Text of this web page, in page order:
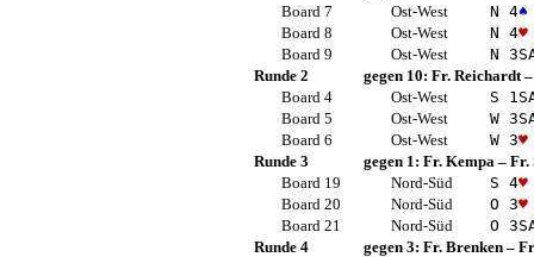
Board 7
Ost-West N 4♠
Board 8
Ost-West N 4♥
Board 9
Ost-West N 3
Runde 2
gegen 10: Fr. Reichardt
Board 4
Ost-West S 1
Board 5
Ost-West W 3
Board 6
Ost-West W 3♥
Runde 3
gegen 1: Fr. Kempa – Fr.
Board 19
Nord-Süd S 4♥
Board 20
Nord-Süd O 3♥
Board 21
Nord-Süd O 3
Runde 4
gegen 3: Fr. Brenken –